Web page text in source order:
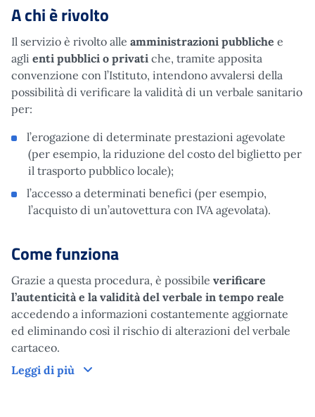
A chi è rivolto
Il servizio è rivolto alle amministrazioni pubbliche e
agli enti pubblici o privati che, tramite apposita
convenzione con l’Istituto, intendono avvalersi della
possibilità di verificare la validità di un verbale sanitario
per:
l’erogazione di determinate prestazioni agevolate
(per esempio, la riduzione del costo del biglietto per
il trasporto pubblico locale);
l’accesso a determinati benefici (per esempio,
l’acquisto di un’autovettura con IVA agevolata).
Come funziona
Grazie a questa procedura, è possibile verificare
l’autenticità e la validità del verbale in tempo reale
accedendo a informazioni costantemente aggiornate
ed eliminando così il rischio di alterazioni del verbale
cartaceo.
Leggi di più
Come funziona